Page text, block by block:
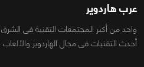
عرب هاردوير
واحد من أكبر المجتمعات التقنية فى
أحدث التقنيات فى مجال الهاردوير